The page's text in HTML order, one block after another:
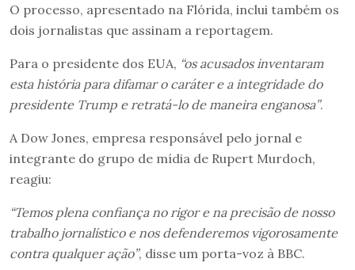
O processo, apresentado na Flórida, inclui também os
dois jornalistas que assinam a reportagem.
Para o presidente dos EUA, “os acusados inventaram
esta história para difamar o caráter e a integridade do
presidente Trump e retratá-lo de maneira enganosa”.
A Dow Jones, empresa responsável pelo jornal e
integrante do grupo de mídia de Rupert Murdoch,
reagiu:
“Temos plena confiança no rigor e na precisão de nosso
trabalho jornalístico e nos defenderemos vigorosamente
contra qualquer ação”, disse um porta-voz à BBC.